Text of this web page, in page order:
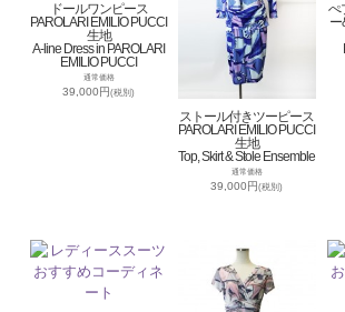
ドールワンピース
PAROLARI EMILIO PUCCI
生地
A-line Dress in PAROLARI
EMILIO PUCCI
通常価格
39,000円(税別)
ストール付きツーピース
PAROLARI EMILIO PUCCI
生地
Top, Skirt & Stole Ensemble
通常価格
39,000円(税別)
ぺ
ー